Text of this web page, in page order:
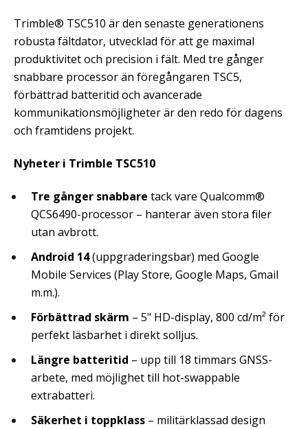
Trimble® TSC510 är den senaste generationens
robusta fältdator, utvecklad för att ge maximal
produktivitet och precision i fält. Med tre gånger
snabbare processor än föregångaren TSC5,
förbättrad batteritid och avancerade
kommunikationsmöjligheter är den redo för dagens
och framtidens projekt.
Nyheter i Trimble TSC510
Tre gånger snabbare tack vare Qualcomm®
QCS6490-processor – hanterar även stora filer
utan avbrott.
Android 14(uppgraderingsbar) med Google
Mobile Services (Play Store, Google Maps, Gmail
m.m.).
Förbättrad skärm – 5" HD-display, 800 cd/m² för
perfekt läsbarhet i direkt solljus.
Längre batteritid – upp till 18 timmars GNSS-
arbete, med möjlighet till hot-swappable
extrabatteri.
Säkerhet i toppklass – militärklassad design